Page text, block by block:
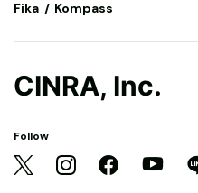
Fika Kompass
CINRA, Inc.
Follow